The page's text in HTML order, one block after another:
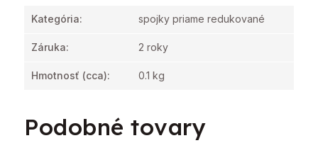
Kategória: spojky priame redukované
Záruka: 2 roky
Hmotnosť (cca): 0.1 kg
Podobné tovary